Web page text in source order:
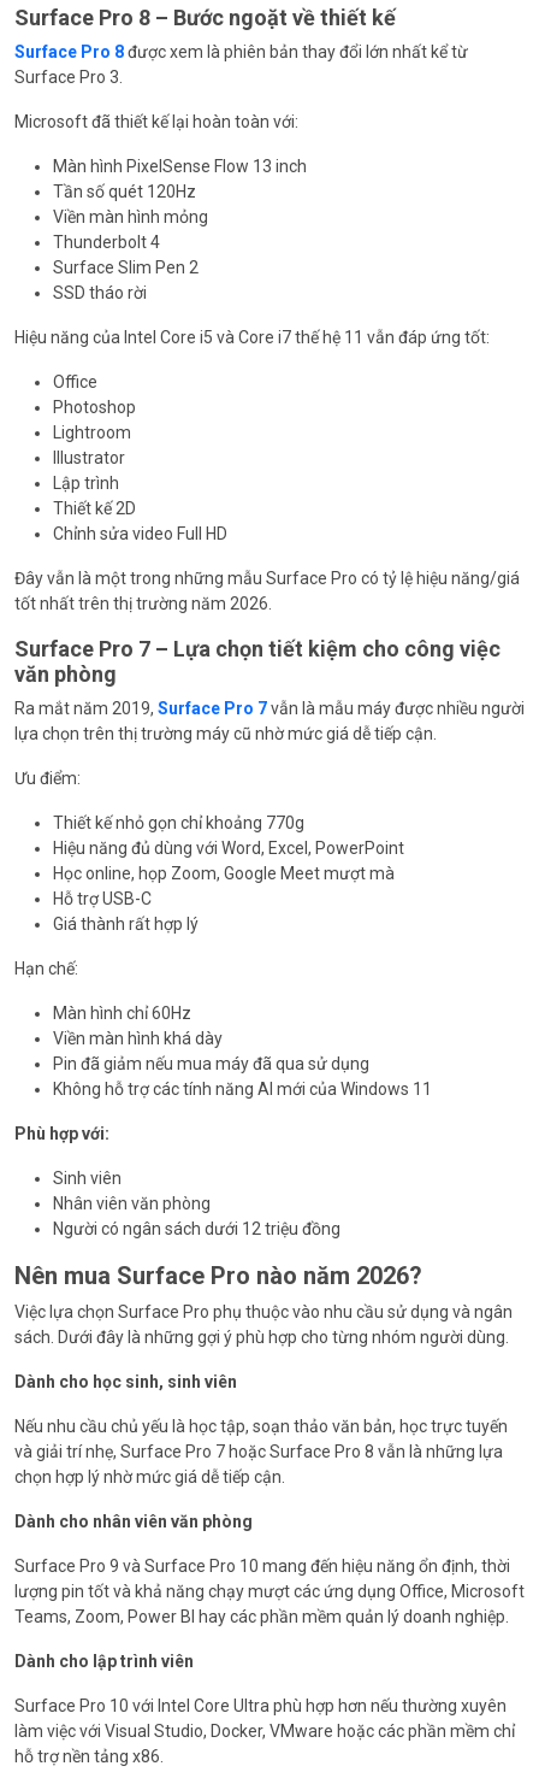
Surface Pro 8 – Bước ngoặt về thiết kế
Surface Pro 8được xem là phiên bản thay đổi lớn nhất kể từ
Surface Pro 3.
Microsoft đã thiết kế lại hoàn toàn với:
Màn hình PixelSense Flow 13 inch
Tần số quét 120Hz
Viền màn hình mỏng
Thunderbolt 4
Surface Slim Pen 2
SSD tháo rời
Hiệu năng của Intel Core i5 và Core i7 thế hệ 11 vẫn đáp ứng tốt:
Office
Photoshop
Lightroom
Illustrator
Lập trình
Thiết kế 2D
Chỉnh sửa video Full HD
Đây vẫn là một trong những mẫu Surface Pro có tỷ lệ hiệu năng/giá
tốt nhất trên thị trường năm 2026.
Surface Pro 7 – Lựa chọn tiết kiệm cho công việc
văn phòng
Ra mắt năm 2019, Surface Pro 7vẫn là mẫu máy được nhiều người
lựa chọn trên thị trường máy cũ nhờ mức giá dễ tiếp cận.
Ưu điểm:
Thiết kế nhỏ gọn chỉ khoảng 770g
Hiệu năng đủ dùng với Word, Excel, PowerPoint
Học online, họp Zoom, Google Meet mượt mà
Hỗ trợ USB-C
Giá thành rất hợp lý
Hạn chế:
Màn hình chỉ 60Hz
Viền màn hình khá dày
Pin đã giảm nếu mua máy đã qua sử dụng
Không hỗ trợ các tính năng AI mới của Windows 11
Phù hợp với:
Sinh viên
Nhân viên văn phòng
Người có ngân sách dưới 12 triệu đồng
Nên mua Surface Pro nào năm 2026?
Việc lựa chọn Surface Pro phụ thuộc vào nhu cầu sử dụng và ngân
sách. Dưới đây là những gợi ý phù hợp cho từng nhóm người dùng.
Dành cho học sinh, sinh viên
Nếu nhu cầu chủ yếu là học tập, soạn thảo văn bản, học trực tuyến
và giải trí nhẹ, Surface Pro 7 hoặc Surface Pro 8 vẫn là những lựa
chọn hợp lý nhờ mức giá dễ tiếp cận.
Dành cho nhân viên văn phòng
Surface Pro 9 và Surface Pro 10 mang đến hiệu năng ổn định, thời
lượng pin tốt và khả năng chạy mượt các ứng dụng Office, Microsoft
Teams, Zoom, Power BI hay các phần mềm quản lý doanh nghiệp.
Dành cho lập trình viên
Surface Pro 10 với Intel Core Ultra phù hợp hơn nếu thường xuyên
làm việc với Visual Studio, Docker, VMware hoặc các phần mềm chỉ
hỗ trợ nền tảng x86.